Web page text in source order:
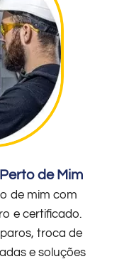
de Mim
de mim com
e certificado.
troca de
e soluções